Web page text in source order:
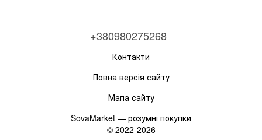
+380980275268
Контакти
Повна версія сайту
Мапа сайту
SovaMarket — розумні покупки
© 2022-2026